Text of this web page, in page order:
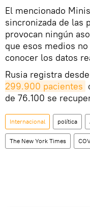
El mencionado
sincronizada de las
provocan ningún
que esos medios
conocer los datos
Rusia registra
299.900 pacientes
de 76.100 se
Internacional política
The New York Times